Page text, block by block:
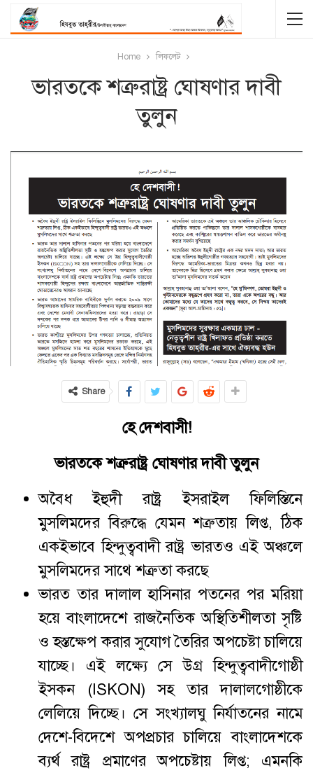
Home লিফলেট
ভারতকে শত্রুরাষ্ট্র ঘোষণার দাবী
তুলুন
Share
হে দেশবাসী!
ভারতকে শত্রুরাষ্ট্র ঘোষণার দাবী তুলুন
অবৈধ ইহুদী রাষ্ট্র ইসরাইল ফিলিস্তিনে
মুসলিমদের বিরুদ্ধে যেমন শত্রুতায় লিপ্ত, ঠিক
একইভাবে হিন্দুত্ববাদী রাষ্ট্র ভারতও এই অঞ্চলে
মুসলিমদের সাথে শত্রুতা করছে
ভারত তার দালাল হাসিনার পতনের পর মরিয়া
হয়ে বাংলাদেশে রাজনৈতিক অস্থিতিশীলতা সৃষ্টি
ও হস্তক্ষেপ করার সুযোগ তৈরির অপচেষ্টা চালিয়ে
যাচ্ছে। এই লক্ষ্যে সে উগ্র হিন্দুত্ববাদীগোষ্ঠী
ইসকন (ISKON) সহ তার দালালগোষ্ঠীকে
লেলিয়ে দিচ্ছে। সে সংখ্যালঘু নির্যাতনের নামে
দেশে-বিদেশে অপপ্রচার চালিয়ে বাংলাদেশকে
ব্যর্থ রাষ্ট্র প্রমাণের অপচেষ্টায় লিপ্ত; এমনকি